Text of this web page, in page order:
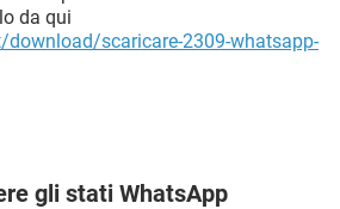
da qui
scaricare-2309-whatsapp-
gli stati WhatsApp